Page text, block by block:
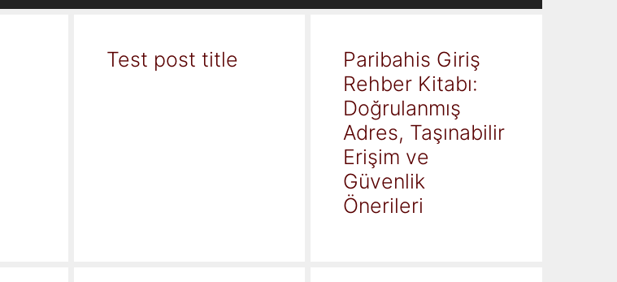
Test post title
Paribahis Giriş
Rehber Kitabı:
Doğrulanmış
Adres, Taşınabilir
Erişim ve
Güvenlik
Önerileri